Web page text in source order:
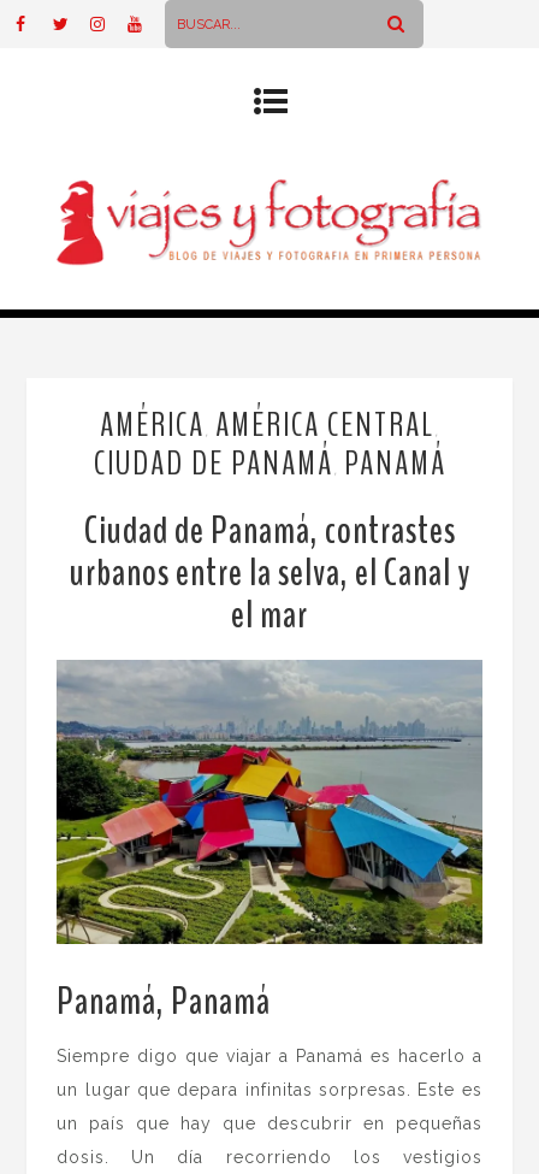
AMÉRICA AMÉRICA CENTRAL
CIUDAD DE PANAMÁ PANAMÁ
Ciudad de Panamá, contrastes
urbanos entre la selva, el Canal y
el mar
Panamá, Panamá
Siempre digo que viajar a Panamá es hacerlo a
un lugar que depara infinitas sorpresas. Este es
un país que hay que descubrir en pequeñas
dosis. Un día recorriendo los vestigios